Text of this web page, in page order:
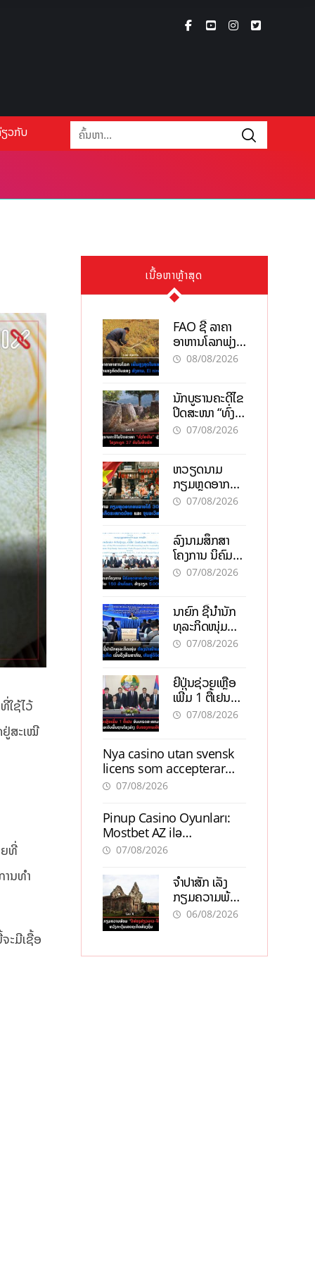
ວກັບ
ໃຊ້ໄວ້
ຢູ່ສະເໝີ
ຍທີ່
ນທຳ
ະມີເຊື້ອ
ເນື້ອຫາຫຼ້າສຸດ
FAO ຊີ້ ລາຄາ
ອາຫານໂລກພຸ່ງ
ສູງສຸດໃນຮອບ 3
ສົງຄາມ, El
nino
08/08/2026
ນັກບູຮານຄະດີໄຂ
ປິດສະໜາ “ທົ່ງ
ໄຫຫີນ” ຫຼັງພົບ
07/08/2026
ຫວຽດນາມ
ກຽມຫຼຸດອາກອນ
ລາຍໄດ້ 30%
ແລະ ຈຸນລະ
ວິສາຫະກິດ
07/08/2026
ລົງນາມສຶກສາ
ໂຄງການ ນິຄົມ
ອຸດສາຫະກຳ
150 ລ້ານໂດລາ,
ສ້າງວຽກ 5.000
ຕຳແໜ່ງ
07/08/2026
ນາຍົກ ຊີ້ນຳນັກ
ທຸລະກິດໜຸ່ມ
ຕ້ອງນຳໜ້າແກ້
ສາກົນ, ຫັນສູ່ດິຈິ
ຕອນ
07/08/2026
ຍີ່ປຸ່ນຊ່ວຍເຫຼືອ
ເພີ່ມ 1 ຕື້ເຢນ
ອັບເກຣດ
ເຕີບໂຕ
07/08/2026
Nya casino utan svensk
licens som accepterar
Swish: En jämförelse
07/08/2026
Pinup Casino Oyunları:
Mostbet AZ ilə
Müqayisədə Nə Təqdim
07/08/2026
ຈຳປາສັກ ເລັ່ງ
ກຽມຄວາມພ້ອມ
“ປີທ່ອງທ່ຽວ
ເສດຖະກິດ
06/08/2026